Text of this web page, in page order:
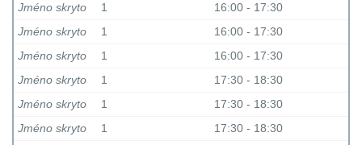
Jméno skryto
1
16:00 - 17:30
Jméno skryto
1
16:00 - 17:30
Jméno skryto
1
16:00 - 17:30
Jméno skryto
1
17:30 - 18:30
Jméno skryto
1
17:30 - 18:30
Jméno skryto
1
17:30 - 18:30